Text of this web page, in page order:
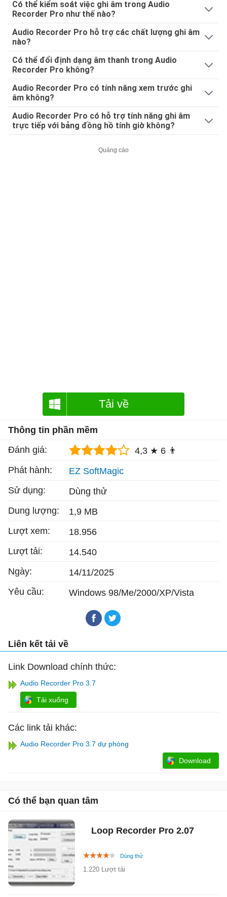
Có thể kiểm soát việc ghi âm trong Audio
Recorder Pro như thế nào?
Audio Recorder Pro hỗ trợ các chất lượng ghi âm
nào?
Có thể đổi định dạng âm thanh trong Audio
Recorder Pro không?
Audio Recorder Pro có tính năng xem trước ghi
âm không?
Audio Recorder Pro có hỗ trợ tính năng ghi âm
trực tiếp với bảng đồng hồ tính giờ không?
Tải về
Thông tin phần mềm
Đánh giá:
4,3 ★ 6 👨
Phát hành:
EZ SoftMagic
Sử dụng:
Dùng thử
Dung lượng:
1,9 MB
Lượt xem:
18.956
Lượt tải:
14.540
Ngày:
14/11/2025
Yêu cầu:
Windows 98/Me/2000/XP/Vista
Liên kết tải về
Link Download chính thức:
Audio Recorder Pro 3.7
Tải xuống
Các link tải khác:
Audio Recorder Pro 3.7 dự phòng
Download
Có thể bạn quan tâm
Loop Recorder Pro 2.07
1.220 Lượt tải